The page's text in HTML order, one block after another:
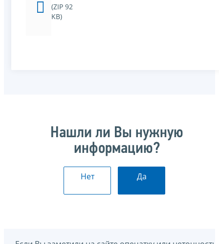
(ZIP 92
KB)
Нашли ли Вы нужную
информацию?
Нет Да